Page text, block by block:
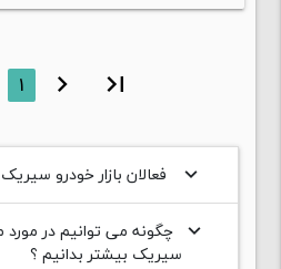
first_page
chevron_left
1
keyboard_arrow_down فعالان بازار خودرو سیریک
keyboard_arrow_down چگونه می توانیم در مورد
سیریک بیشتر بدانیم ؟